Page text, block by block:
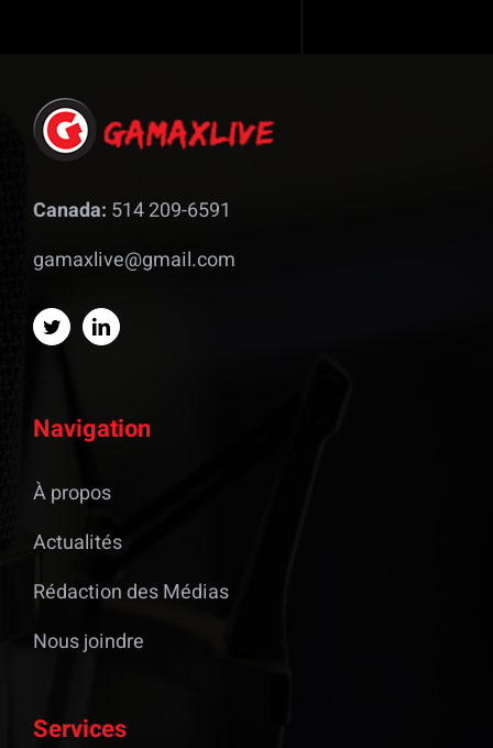
Canada: 514 209-6591
gamaxlive@gmail.com
Navigation
À propos
Actualités
Rédaction des Médias
Nous joindre
Services